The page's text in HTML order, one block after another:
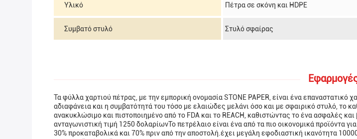
Υλικό Πέτρα σε σκόνη και HDPE
Συμβατό στυλό Στυλό σφαίρας
Τα φύλλα χαρτιού πέτρας, με την εμπορική ονομασία STONE PAPER, είναι ένα
αδιαφάνεια και η συμβατότητά του τόσο με ελαιώδες μελάνι όσο και με σφαιρικό στυλό, το
ανακυκλώσιμο και πιστοποιημένο από το FDA και το REACH, καθιστώντας το ένα ασφαλές
ανταγωνιστική τιμή 1250 δολαρίωνΤο πετρέλαιο είναι ένα από τα πιο οικονομικά προϊόντα
30% προκαταβολικά και 70% πριν από την αποστολή.έχει μεγάλη εφοδιαστική ικανότητα